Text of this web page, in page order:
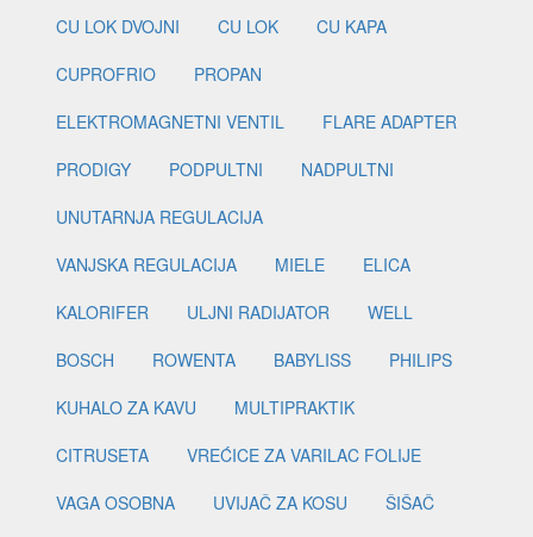
CU LOK DVOJNI
CU LOK
CU KAPA
CUPROFRIO
PROPAN
ELEKTROMAGNETNI VENTIL
FLARE ADAPTER
PRODIGY
PODPULTNI
NADPULTNI
UNUTARNJA REGULACIJA
VANJSKA REGULACIJA
MIELE
ELICA
KALORIFER
ULJNI RADIJATOR
WELL
BOSCH
ROWENTA BABYLISS
PHILIPS
KUHALO ZA KAVU
MULTIPRAKTIK
CITRUSETA
VREĆICE ZA VARILAC FOLIJE
VAGA OSOBNA
UVIJAČ ZA KOSU
ŠIŠAČ